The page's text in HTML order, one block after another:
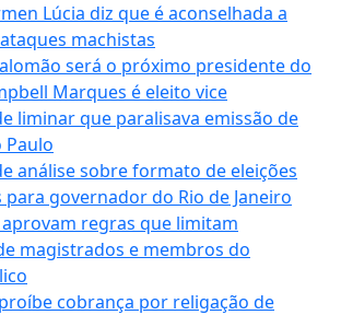
Lúcia diz que é aconselhada a
machistas
será o próximo presidente do
Marques é eleito vice
liminar que paralisava emissão de
Paulo
análise sobre formato de eleições
governador do Rio de Janeiro
aprovam regras que limitam
magistrados e membros do
cobrança por religação de